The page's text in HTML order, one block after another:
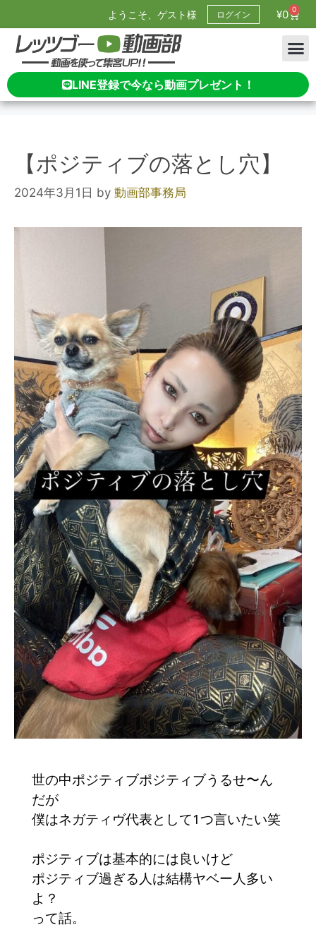
ようこそ、ゲスト様 ログイン ¥0 0
LINE登録で今なら動画プレゼント！
【ポジティブの落とし穴】
2024年3月1日 by 動画部事務局
世の中ポジティブポジティブうるせ〜ん
だが
僕はネガティヴ代表として1つ言いたい笑
ポジティブは基本的には良いけど
ポジティブ過ぎる人は結構ヤベー人多い
よ？
って話。